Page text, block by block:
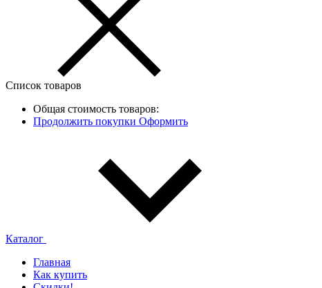
Список товаров
Общая стоимость товаров:
Продолжить покупки Оформить
Каталог
Главная
Как купить